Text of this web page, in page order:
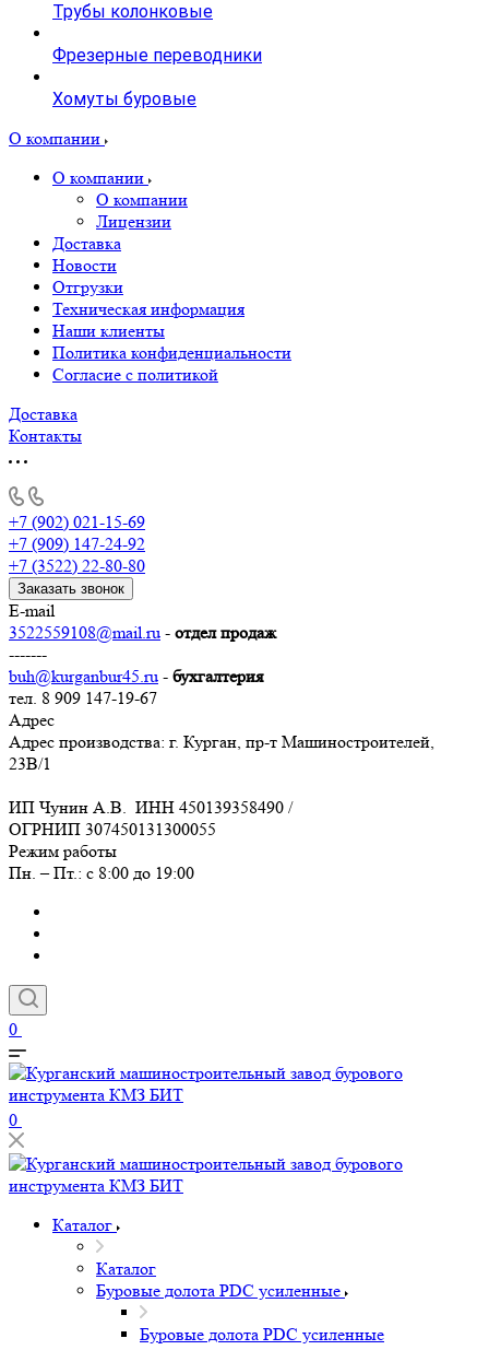
Трубы колонковые
Фрезерные переводники
Хомуты буровые
О компании
О компании
О компании
Лицензии
Доставка
Новости
Отгрузки
Техническая информация
Наши клиенты
Политика конфиденциальности
Согласие с политикой
Доставка
Контакты
+7 (902) 021-15-69
+7 (909) 147-24-92
+7 (3522) 22-80-80
Заказать звонок
E-mail
3522559108@mail.ru - отдел продаж
-------
buh@kurganbur45.ru - бухгалтерия
тел. 8 909 147-19-67
Адрес
Адрес производства: г. Курган, пр-т Машиностроителей,
23В/1
ИП Чунин А.В. ИНН 450139358490 /
ОГРНИП 307450131300055
Режим работы
Пн. – Пт.: с 8:00 до 19:00
0
0
Каталог
Каталог
Буровые долота PDC усиленные
Буровые долота PDC усиленные